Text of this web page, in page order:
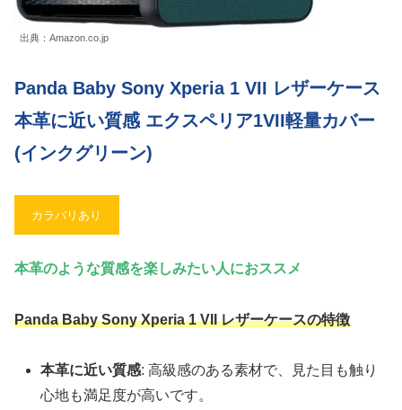
出典：Amazon.co.jp
Panda Baby Sony Xperia 1 VII レザーケース
本革に近い質感 エクスペリア1VII軽量カバー
(インクグリーン)
カラバリあり
本革のような質感を楽しみたい人におススメ
Panda Baby Sony Xperia 1 VII レザーケースの特徴
本革に近い質感: 高級感のある素材で、見た目も触り
心地も満足度が高いです。